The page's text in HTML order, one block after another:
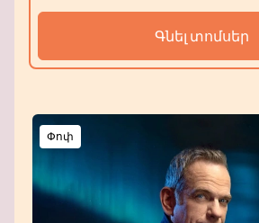
Գնել տոմսեր
Փոփ